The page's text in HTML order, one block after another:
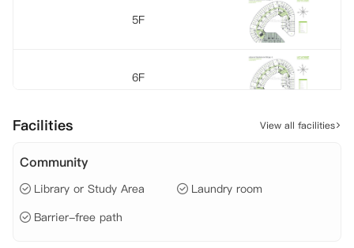
5F
6F
8F
Facilities View all facilities
Community
Library or Study Area
Laundry room
Barrier-free path